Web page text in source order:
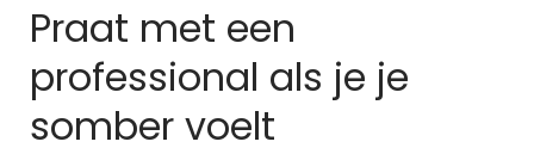
Praat met een
professional als je je
somber voelt